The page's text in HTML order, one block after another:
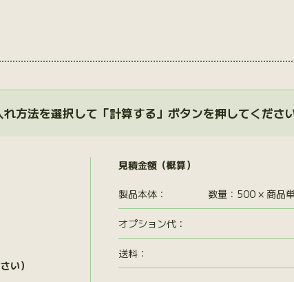
方法を選択して「計算する」ボタンを押してください
い）
見積金額（概算）
製品本体： 数量：500 × 商品
オプション代 ：
送料：